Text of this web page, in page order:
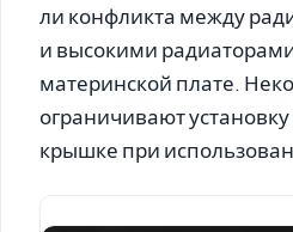
ли конфликта между
и высокими
материнской плате.
ограничивают
крышке при